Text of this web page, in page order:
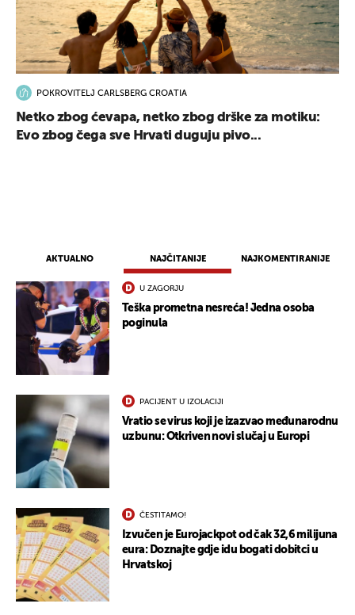
AKTUALNO NAJČITANIJE NAJKOMENTIRANIJE
U ZAGORJU
Teška prometna nesreća! Jedna osoba
poginula
PACIJENT U IZOLACIJI
Vratio se virus koji je izazvao međunarodnu
uzbunu: Otkriven novi slučaj u Europi
ČESTITAMO!
Izvučen je Eurojackpot od čak 32,6 milijuna
eura: Doznajte gdje idu bogati dobitci u
Hrvatskoj
POKROVITELJ CARLSBERG CROATIA
Netko zbog ćevapa, netko zbog drške za motiku:
Evo zbog čega sve Hrvati duguju pivo...
UKLJUČITE NOTIFIKACIJE